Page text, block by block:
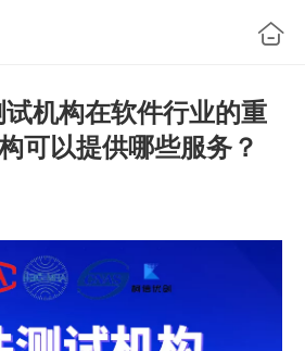
机构在软件行业的重
可以提供哪些服务？